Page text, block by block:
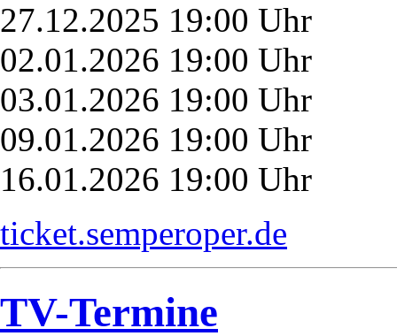
27.12.2025 19:00 Uhr
02.01.2026 19:00 Uhr
03.01.2026 19:00 Uhr
09.01.2026 19:00 Uhr
16.01.2026 19:00 Uhr
ticket.semperoper.de
TV-Termine